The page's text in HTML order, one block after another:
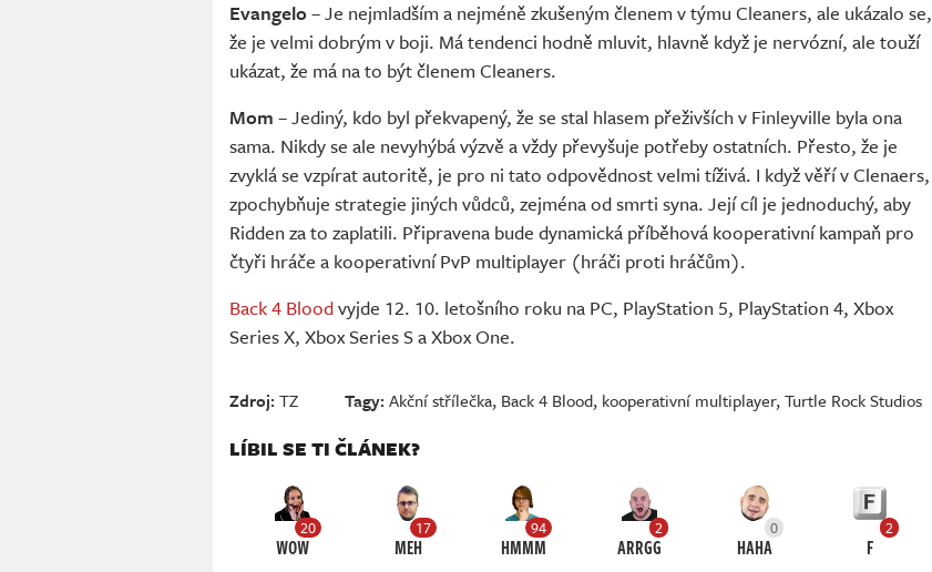
Evangelo – Je nejmladším a nejméně zkušeným členem v týmu Cleaners, ale ukázalo se,
že je velmi dobrým v boji. Má tendenci hodně mluvit, hlavně když je nervózní, ale touží
ukázat, že má na to být členem Cleaners.
Mom – Jediný, kdo byl překvapený, že se stal hlasem přeživších v Finleyville byla ona
sama. Nikdy se ale nevyhýbá výzvě a vždy převyšuje potřeby ostatních. Přesto, že je
zvyklá se vzpírat autoritě, je pro ni tato odpovědnost velmi tíživá. I když věří v Clenaers,
zpochybňuje strategie jiných vůdců, zejména od smrti syna. Její cíl je jednoduchý, aby
Ridden za to zaplatili. Připravena bude dynamická příběhová kooperativní kampaň pro
čtyři hráče a kooperativní PvP multiplayer (hráči proti hráčům).
Back 4 Bloodvyjde 12. 10. letošního roku na PC, PlayStation 5, PlayStation 4, Xbox
Series X, Xbox Series S a Xbox One.
Zdroj:TZ Tagy:Akční střílečka, Back 4 Blood, kooperativní multiplayer,Turtle Rock Studios
LÍBIL SE TI ČLÁNEK?
20
WOW
17
MEH
94
HMMM
2
ARRGG
0
HAHA
2
F